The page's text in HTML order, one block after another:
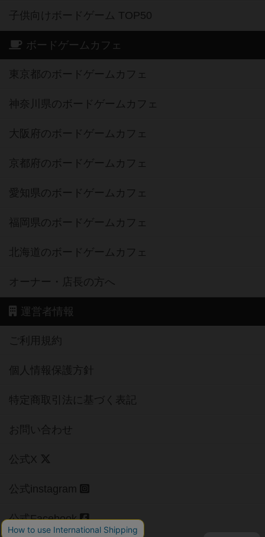
子供向けボードゲーム TOP50
ボードゲームカフェ
東京都のボードゲームカフェ
神奈川県のボードゲームカフェ
大阪府のボードゲームカフェ
京都府のボードゲームカフェ
愛知県のボードゲームカフェ
福岡県のボードゲームカフェ
北海道のボードゲームカフェ
オーナー・店長の方へ
運営者情報
ご利用規約
個人情報保護方針
特定商取引法に基づく表記
お問い合わせ
公式X
公式instagram
公式Facebook